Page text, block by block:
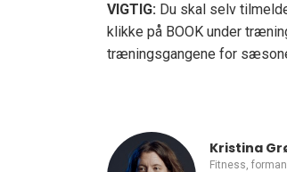
VIGTIG: Du skal selv
klikke på BOOK under
træningsgangene for
Kristina
Fitness,